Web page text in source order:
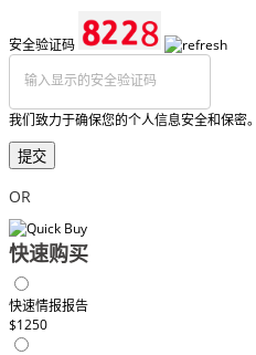
安全验证码
我们致力于确保您的个人信息安全和保密。
提交
OR
快速购买
快速情报报告
$1250